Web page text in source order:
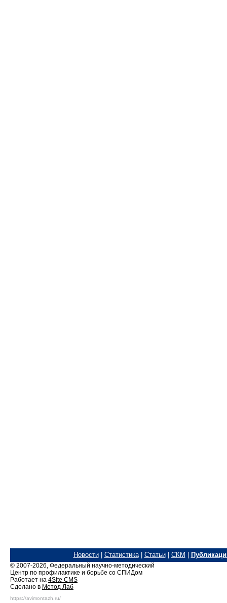
Новости| Статистика| Статьи| СКМ
© 2007-2026, Федеральный научно-методический
Центр по профилактике и борьбе со СПИДом
Работает на 4Site CMS
Сделано в Метод Лаб
https://avimontazh.ru/